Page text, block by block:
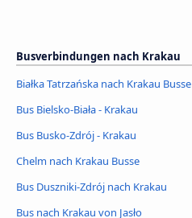
Busverbindungen nach Krakau
Białka Tatrzańska nach Krakau Busse
Bus Bielsko-Biała - Krakau
Bus Busko-Zdrój - Krakau
Chelm nach Krakau Busse
Bus Duszniki-Zdrój nach Krakau
Bus nach Krakau von Jasło